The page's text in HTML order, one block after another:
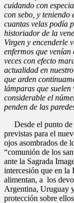
cuidando con
con sebo, y teniendo
cuantas velas podía
historiador de la
Virgen y encenderle
enfermos que
veces con efecto
actualidad en
que arden
lámparas que suelen
considerable el
penden de las
Desde el punto de
previstas para el
ojos asombrados de
“comunión de los
ante la Sagrada
intercesión que en la
alimentan, a los
Argentina, Uruguay
protección sobre